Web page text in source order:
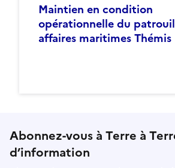
Maintien en condition
opérationnelle du
affaires maritimes Thémis
Abonnez-vous à Terre à
d’information